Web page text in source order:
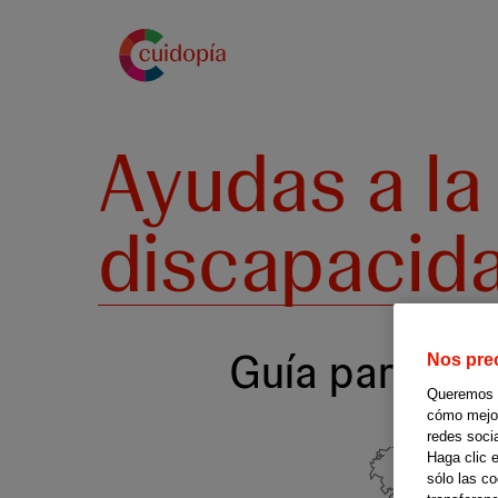
Ayudas a
Guía para Nos
cómo
redes
Haga clic
sólo las